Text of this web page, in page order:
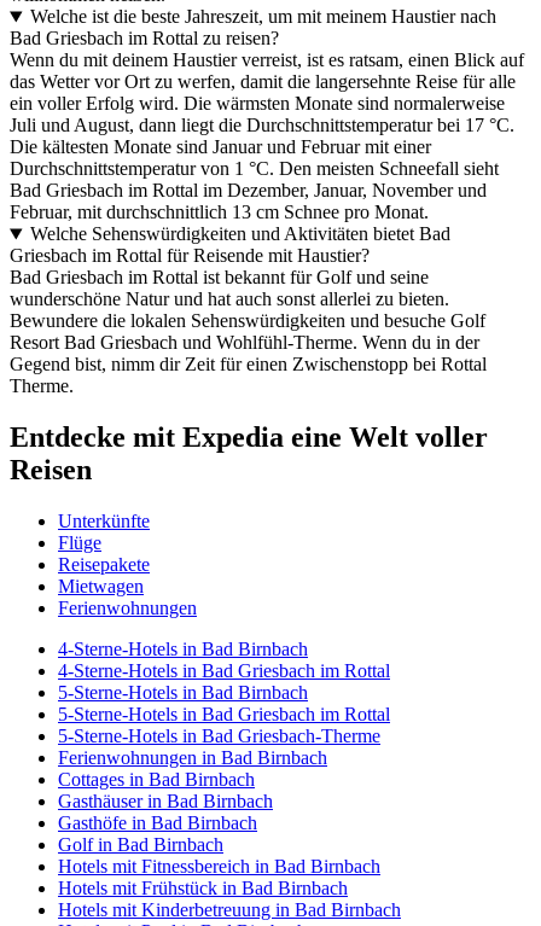
Welche ist die beste Jahreszeit, um mit meinem Haustier nach
Bad Griesbach im Rottal zu reisen?
Wenn du mit deinem Haustier verreist, ist es ratsam, einen Blick auf
das Wetter vor Ort zu werfen, damit die langersehnte Reise für alle
ein voller Erfolg wird. Die wärmsten Monate sind normalerweise
Juli und August, dann liegt die Durchschnittstemperatur bei 17 °C.
Die kältesten Monate sind Januar und Februar mit einer
Durchschnittstemperatur von 1 °C. Den meisten Schneefall sieht
Bad Griesbach im Rottal im Dezember, Januar, November und
Februar, mit durchschnittlich 13 cm Schnee pro Monat.
Welche Sehenswürdigkeiten und Aktivitäten bietet Bad
Griesbach im Rottal für Reisende mit Haustier?
Bad Griesbach im Rottal ist bekannt für Golf und seine
wunderschöne Natur und hat auch sonst allerlei zu bieten.
Bewundere die lokalen Sehenswürdigkeiten und besuche Golf
Resort Bad Griesbach und Wohlfühl-Therme. Wenn du in der
Gegend bist, nimm dir Zeit für einen Zwischenstopp bei Rottal
Therme.
Entdecke mit Expedia eine Welt voller
Reisen
Unterkünfte
Flüge
Reisepakete
Mietwagen
Ferienwohnungen
4-Sterne-Hotels in Bad Birnbach
4-Sterne-Hotels in Bad Griesbach im Rottal
5-Sterne-Hotels in Bad Birnbach
5-Sterne-Hotels in Bad Griesbach im Rottal
5-Sterne-Hotels in Bad Griesbach-Therme
Ferienwohnungen in Bad Birnbach
Cottages in Bad Birnbach
Gasthäuser in Bad Birnbach
Gasthöfe in Bad Birnbach
Golf in Bad Birnbach
Hotels mit Fitnessbereich in Bad Birnbach
Hotels mit Frühstück in Bad Birnbach
Hotels mit Kinderbetreuung in Bad Birnbach